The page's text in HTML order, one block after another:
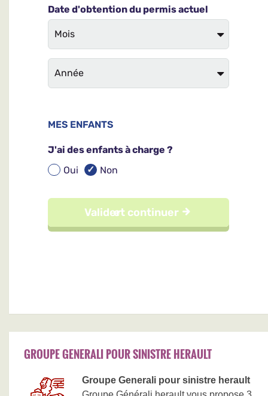
GROUPE GENERALI POUR SINISTRE HERAULT
Groupe Generali pour sinistre herault